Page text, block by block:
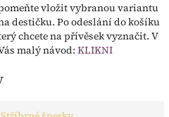
vložit vybranou variantu
destičku. Po odeslání do košíku
chcete na přívěsek vyznačit. V
malý návod: KLIKNI